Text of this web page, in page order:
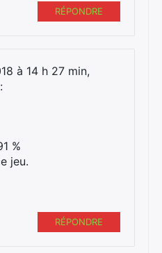
RÉPONDRE
à 14 h 27 min,
%
jeu.
RÉPONDRE